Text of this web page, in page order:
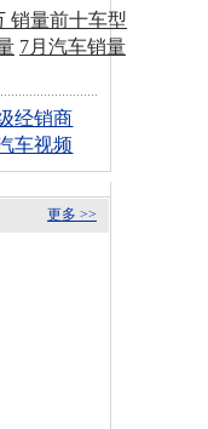
销量前十车型
7月汽车销量
经销商
车视频
更多 >>